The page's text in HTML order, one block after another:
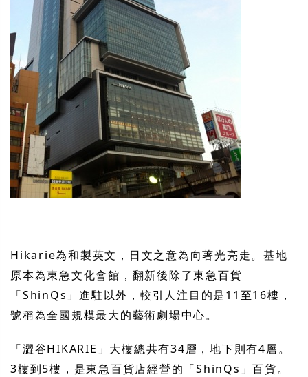
Hikarie為和製英文，日文之意為向著光亮走。基地
原本為東急文化會館，翻新後除了東急百貨
「ShinQs」進駐以外，較引人注目的是11至16樓，
號稱為全國規模最大的藝術劇場中心。
「澀谷HIKARIE」大樓總共有34層，地下則有4層。
3樓到5樓，是東急百貨店經營的「ShinQs」百貨。